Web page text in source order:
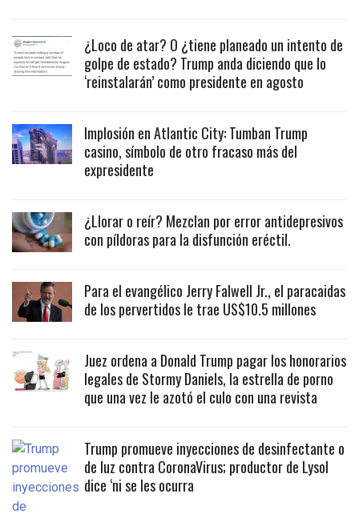
¿Loco de atar? O ¿tiene planeado un intento de
golpe de estado? Trump anda diciendo que lo
‘reinstalarán’ como presidente en agosto
Implosión en Atlantic City: Tumban Trump
casino, símbolo de otro fracaso más del
expresidente
¿Llorar o reír? Mezclan por error antidepresivos
con píldoras para la disfunción eréctil.
Para el evangélico Jerry Falwell Jr., el paracaidas
de los pervertidos le trae US$10.5 millones
Juez ordena a Donald Trump pagar los honorarios
legales de Stormy Daniels, la estrella de porno
que una vez le azotó el culo con una revista
Trump promueve inyecciones de desinfectante o
de luz contra CoronaVirus; productor de Lysol
dice ‘ni se les ocurra